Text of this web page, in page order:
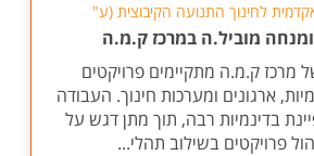
לחינוך התנועה הקיבוצית (ע"
ומנחה מוביל.ה במרכז ק.מ.ה
מרכז ק.מ.ה מתקיימים פרויקטים
ארגונים ומערכות חינוך. העבודה
בדינמיות רבה, תוך מתן דגש על
פרויקטים בשילוב תהלי...